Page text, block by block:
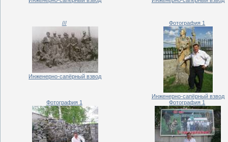
///
Инженерно-сапёрный взвод
Фотография 1
Инженерно-сапёрный взвод
Фотография 1
Фотография 1